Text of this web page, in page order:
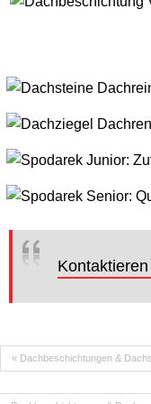
« Dachbeschichtungen &